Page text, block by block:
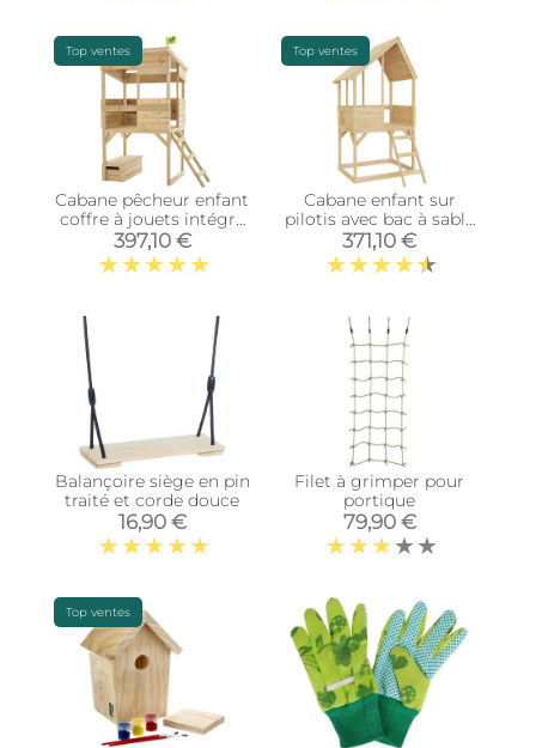
Top ventes
Cabane pêcheur enfant
coffre à jouets intégré
Tower
397,10 €
Top ventes
Cabane enfant sur
pilotis avec bac à sable
Lookout (Sans
glissière)
371,10 €
Balançoire siège en pin
traité et corde douce
16,90 €
Filet à grimper pour
portique
79,90 €
Top ventes